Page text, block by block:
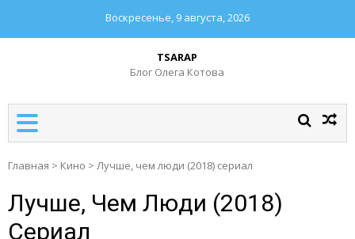
Воскресенье, 9 августа, 2026
TSARAP
Блог Олега Котова
Главная > Кино > Лучше, чем люди (2018) сериал
Лучше, Чем Люди (2018)
Сериал